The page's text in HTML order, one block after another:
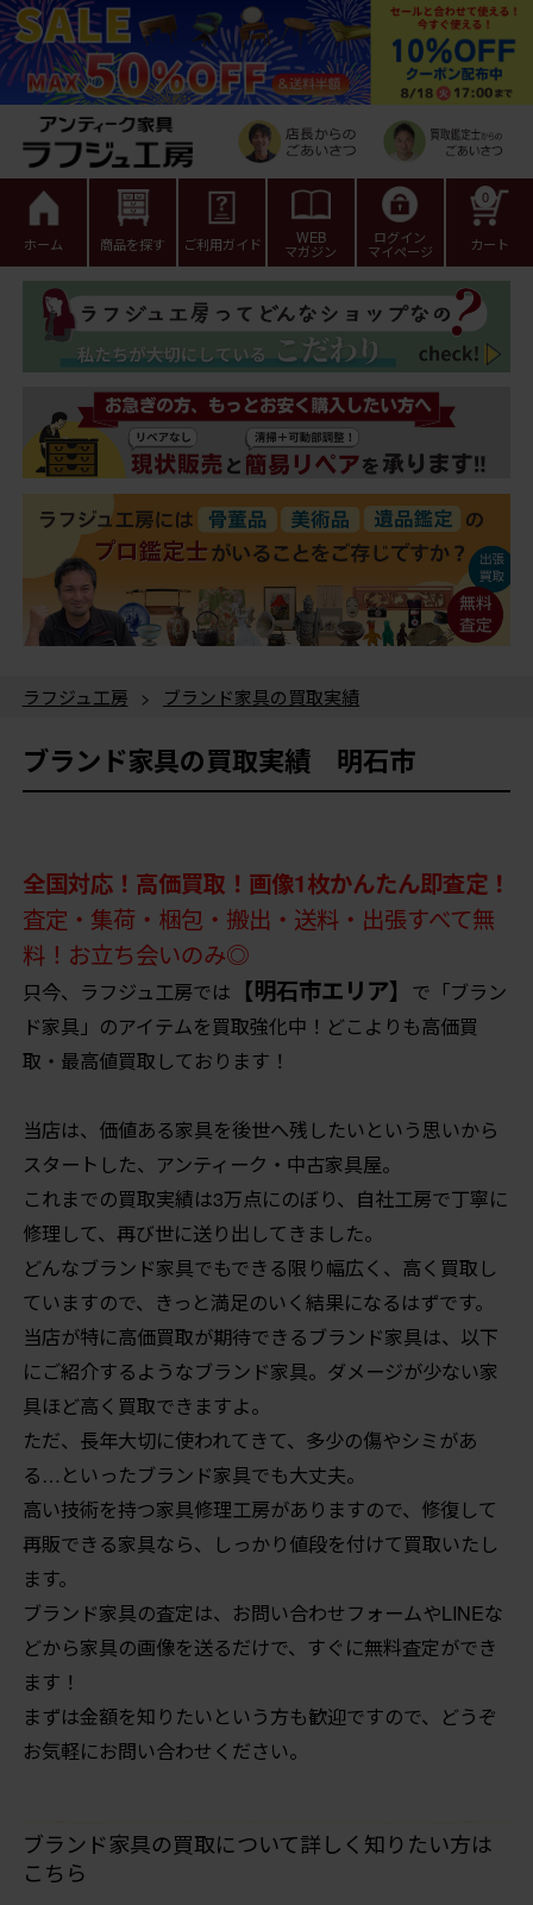
ホーム 商品を探す ご利用ガイド WEB
マガジン
ログイン
マイページ カート
0
ラフジュ工房 > ブランド家具の買取実績
ブランド家具の買取実績 明石市
全国対応！高価買取！画像1枚かんたん即査定！
査定・集荷・梱包・搬出・送料・出張すべて無
料！お立ち会いのみ◎
只今、ラフジュ工房では 【明石市エリア】 で「ブラン
ド家具」のアイテムを買取強化中！どこよりも高価買
取・最高値買取しております！
当店は、価値ある家具を後世へ残したいという思いから
スタートした、アンティーク・中古家具屋。
これまでの買取実績は3万点にのぼり、自社工房で丁寧に
修理して、再び世に送り出してきました。
どんなブランド家具でもできる限り幅広く、高く買取し
ていますので、きっと満足のいく結果になるはずです。
当店が特に高価買取が期待できるブランド家具は、以下
にご紹介するようなブランド家具。ダメージが少ない家
具ほど高く買取できますよ。
ただ、長年大切に使われてきて、多少の傷やシミがあ
る…といったブランド家具でも大丈夫。
高い技術を持つ家具修理工房がありますので、修復して
再販できる家具なら、しっかり値段を付けて買取いたし
ます。
ブランド家具の査定は、お問い合わせフォームやLINEな
どから家具の画像を送るだけで、すぐに無料査定ができ
ます！
まずは金額を知りたいという方も歓迎ですので、どうぞ
お気軽にお問い合わせください。
ブランド家具の買取について詳しく知りたい方は
こちら